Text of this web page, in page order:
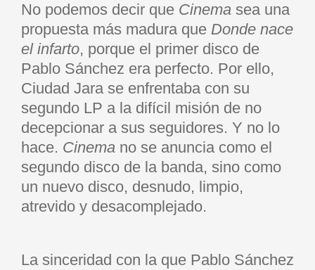
No podemos decir que Cinema sea una
propuesta más madura que Donde nace
el infarto, porque el primer disco de
Pablo Sánchez era perfecto. Por ello,
Ciudad Jara se enfrentaba con su
segundo LP a la difícil misión de no
decepcionar a sus seguidores. Y no lo
hace. Cinema no se anuncia como el
segundo disco de la banda, sino como
un nuevo disco, desnudo, limpio,
atrevido y desacomplejado.
La sinceridad con la que Pablo Sánchez